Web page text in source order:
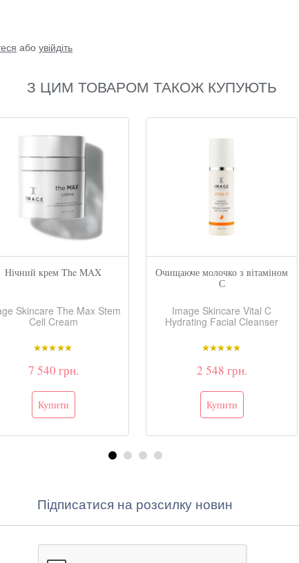
або увійдіть
З ЦИМ ТОВАРОМ ТАКОЖ КУПУЮТЬ
Нічний крем The MAX
Skincare The Max Stem
Cell Cream
7 540 грн.
Очищаюче молочко з вітаміном
С
Image Skincare Vital C
Hydrating Facial Cleanser
2 548 грн.
Підписатися на розсилку новин